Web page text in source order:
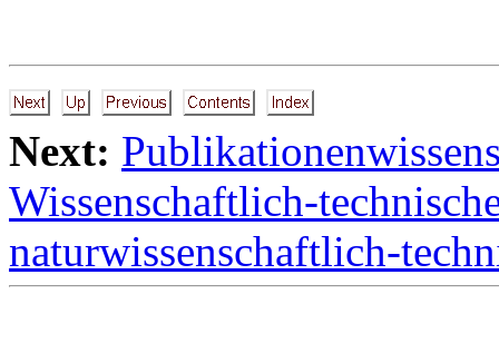
Next:
Wissenschaftlich-
naturwissenschaftlich-